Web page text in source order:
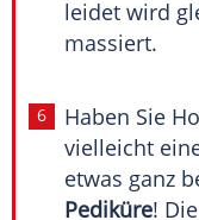
leidet wird
massiert.
Haben Sie
vielleicht
etwas ganz
Pediküre!